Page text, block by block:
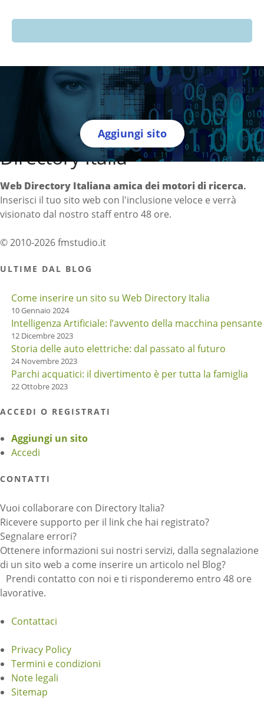
Aggiungi sito
Directory Italia
Web Directory Italiana amica dei motori di ricerca.
Inserisci il tuo sito web con l'inclusione veloce e verrà
visionato dal nostro staff entro 48 ore.
© 2010-2026 fmstudio.it
ULTIME DAL BLOG
Come inserire un sito su Web Directory Italia
10 Gennaio 2024
Intelligenza Artificiale: l’avvento della macchina pensante
12 Dicembre 2023
Storia delle auto elettriche: dal passato al futuro
24 Novembre 2023
Parchi acquatici: il divertimento è per tutta la famiglia
22 Ottobre 2023
ACCEDI O REGISTRATI
Aggiungi un sito
Accedi
CONTATTI
Vuoi collaborare con Directory Italia?
Ricevere supporto per il link che hai registrato?
Segnalare errori?
Ottenere informazioni sui nostri servizi, dalla segnalazione
di un sito web a come inserire un articolo nel Blog?
Prendi contatto con noi e ti risponderemo entro 48 ore
lavorative.
Contattaci
Privacy Policy
Termini e condizioni
Note legali
Sitemap